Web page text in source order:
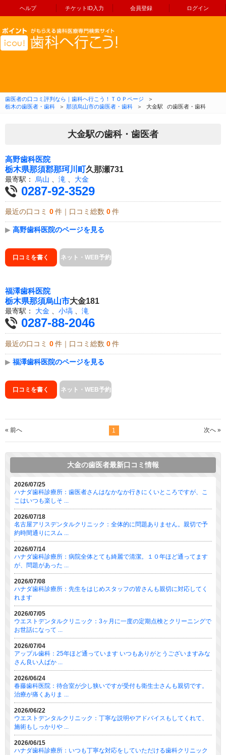
ヘルプ チケットID入力 会員登録 ログイン
コンテンツへ移動
歯医者の口コミ評判なら｜歯科へ行こう！ＴＯＰページ
＞
栃木の歯医者・歯科
＞ 那須烏山市の歯医者・歯科 ＞ 大金駅 の歯医者・歯科
大金駅の歯科・歯医者
高野歯科医院
栃木県那須郡那珂川町久那瀬731
最寄駅： 烏山 滝 大金
0287-92-3529
最近の口コミ 0 件｜口コミ総数 0 件
▶ 高野歯科医院のページを見る
口コミを書く ネット・WEB予約
福澤歯科医院
栃木県那須烏山市大金181
最寄駅： 大金 、 小塙 、 滝
0287-88-2046
最近の口コミ 0 件｜口コミ総数 0 件
▶ 福澤歯科医院のページを見る
口コミを書く ネット・WEB予約
« 前へ 1 次へ »
大金の歯医者最新口コミ情報
2026/07/25
ハナダ歯科診療所：歯医者さんはなかなか行きにくいところですが、こ
こはいつも楽しそ ...
2026/07/18
名古屋アリスデンタルクリニック：全体的に問題ありません。親切で予
約時間通りにスム ...
2026/07/14
ハナダ歯科診療所：病院全体とても綺麗で清潔。１０年ほど通ってます
が、問題があった ...
2026/07/08
ハナダ歯科診療所：先生をはじめスタッフの皆さんも親切に対応してく
れます
2026/07/05
ウエストデンタルクリニック：3ヶ月に一度の定期点検とクリーニングで
お世話になって ...
2026/07/04
アップル歯科：25年ほど通っています いつもありがとうございますみな
さん良い人ばか ...
2026/06/24
春藤歯科医院：待合室が少し狭いですが受付も衛生士さんも親切です。
治療が痛くありま ...
2026/06/22
ウエストデンタルクリニック：丁寧な説明やアドバイスもしてくれて、
施術もしっかりや ...
2026/06/15
ハナダ歯科診療所：いつも丁寧な対応をしていただける歯科クリニック